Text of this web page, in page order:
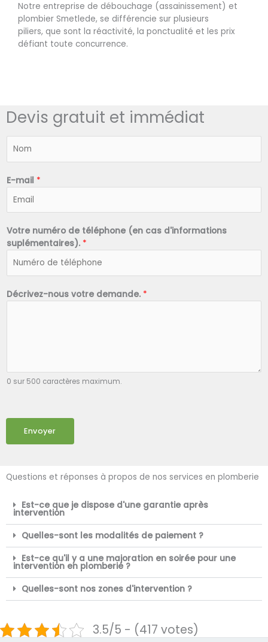
Notre entreprise de débouchage (assainissement) et
plombier Smetlede, se différencie sur plusieurs
piliers, que sont la réactivité, la ponctualité et les prix
défiant toute concurrence.
Devis gratuit et immédiat
*
E-mail *
Votre numéro de téléphone (en cas d'informations
suplémentaires). *
Décrivez-nous votre demande. *
0 sur 500 caractères maximum.
Envoyer
Questions et réponses à propos de nos services en plomberie
Est-ce que je dispose d'une garantie après
intervention
Quelles-sont les modalités de paiement ?
Est-ce qu'il y a une majoration en soirée pour une
intervention en plomberie ?
Quelles-sont nos zones d'intervention ?
3.5/5 - (417 votes)